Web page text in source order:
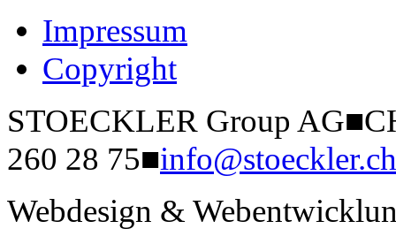
Impressum
Copyright
STOECKLER Group AG■
260 28 75■info@stoeckler.ch
Webdesign &